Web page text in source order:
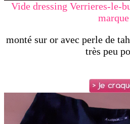
Vide dressing Verrieres-le-
marque
monté sur or avec perle de
très peu